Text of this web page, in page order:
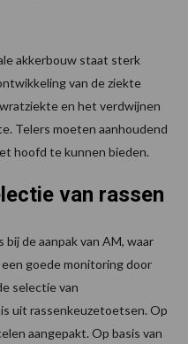
akkerbouw staat sterk
van de ziekte
en het verdwijnen
Telers moeten aanhoudend
hoofd te kunnen bieden.
van rassen
de aanpak van AM, waar
goede monitoring door
selectie van
uit rassenkeuzetoetsen. Op
aangepakt. Op basis van